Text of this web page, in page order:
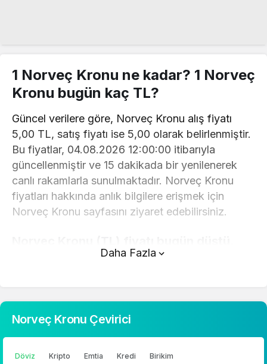
1 Norveç Kronu ne kadar? 1 Norveç
Kronu bugün kaç TL?
Güncel verilere göre, Norveç Kronu alış fiyatı
5,00 TL, satış fiyatı ise 5,00 olarak belirlenmiştir.
Bu fiyatlar, 04.08.2026 12:00:00 itibarıyla
güncellenmiştir ve 15 dakikada bir yenilenerek
canlı rakamlarla sunulmaktadır. Norveç Kronu
fiyatları hakkında anlık bilgilere erişmek için
Norveç Kronu sayfasını ziyaret edebilirsiniz.
Norveç Kronu hesaplama işlemleri için, sayfanın
üstünde yer alan çevirici aracını kullanarak
Daha Fazla
Norveç Kronu Çevirici
Döviz Kripto Emtia Kredi Birikim